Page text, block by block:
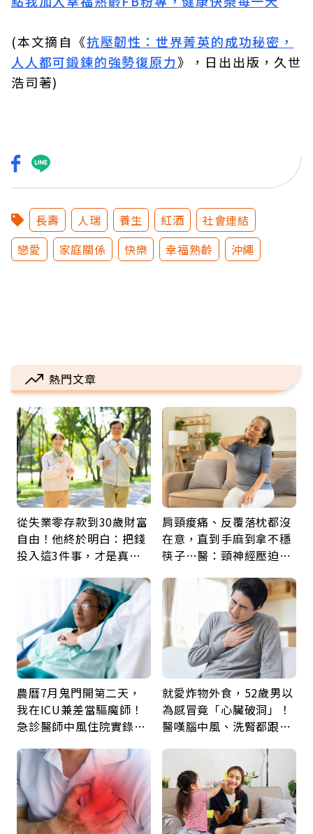
(本文摘自《抗壓韌性：世界菁英的成功秘密，
人人都可鍛鍊的強勢復原力》，日出出版，久世
浩司著)
長壽 人瑞 養生 紅酒
社會連結
戀愛
家庭關係 快樂 幸福熟齡 沖繩
熱門文章
從失業零存款到30歲財富
自由！他終於明白：把錢
投入這3件事，才是真正
肩頸痠痛、反覆落枕都沒
在意，直到手麻到拿不穩
筷子…醫：頸神經壓迫上
鍵
農曆7月鬼門開第二天，
我在ICU兼差當驅魔師！
急診醫師中風住院實錄：
就愛炸物外食，52歲男以
為感冒竟「心臟破洞」！
醫嘆腦中風、洗腎都跟它